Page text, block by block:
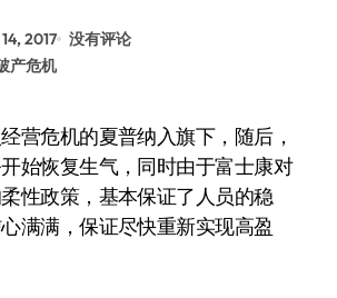
2017 没有评论
产危机
始恢复生气，同时由于富士康对
性政策，基本保证了人员的稳
满满，保证尽快重新实现高盈